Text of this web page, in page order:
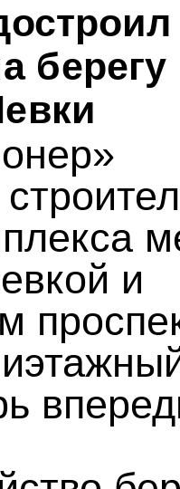
берегу
и